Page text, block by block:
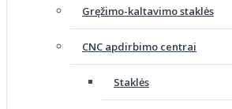
Gręžimo-kaltavimo staklės
CNC apdirbimo centrai
Staklės